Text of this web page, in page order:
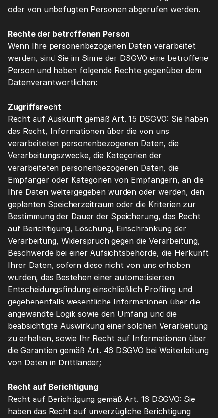
oder von unbefugten Personen abgerufen werden.
Rechte der betroffenen Person
Wenn Ihre personenbezogenen Daten verarbeitet
werden, sind Sie im Sinne der DSGVO eine betroffene
Person und haben folgende Rechte gegenüber dem
Datenverantwortlichen:
Zugriffsrecht
Recht auf Auskunft gemäß Art. 15 DSGVO: Sie haben
das Recht, Informationen über die von uns
verarbeiteten personenbezogenen Daten, die
Verarbeitungszwecke, die Kategorien der
verarbeiteten personenbezogenen Daten, die
Empfänger oder Kategorien von Empfängern, an die
Ihre Daten weitergegeben wurden oder werden, den
geplanten Speicherzeitraum oder die Kriterien zur
Bestimmung der Dauer der Speicherung, das Recht
auf Berichtigung, Löschung, Einschränkung der
Verarbeitung, Widerspruch gegen die Verarbeitung,
Beschwerde bei einer Aufsichtsbehörde, die Herkunft
Ihrer Daten, sofern diese nicht von uns erhoben
wurden, das Bestehen einer automatisierten
Entscheidungsfindung einschließlich Profiling und
gegebenenfalls wesentliche Informationen über die
angewandte Logik sowie den Umfang und die
beabsichtigte Auswirkung einer solchen Verarbeitung
zu erhalten, sowie Ihr Recht auf Informationen über
die Garantien gemäß Art. 46 DSGVO bei Weiterleitung
von Daten in Drittländer;
Recht auf Berichtigung
Recht auf Berichtigung gemäß Art. 16 DSGVO: Sie
haben das Recht auf unverzügliche Berichtigung